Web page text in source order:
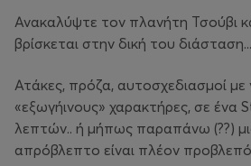
Ανακαλύψτε τον πλανήτη Τσούβι
βρίσκεται στην δική του διάσταση...
Ατάκες, πρόζα, αυτοσχεδιασμοί με
«εξωγήινους» χαρακτήρες, σε ένα
λεπτών.. ή μήπως παραπάνω (??)
απρόβλεπτο είναι πλέον